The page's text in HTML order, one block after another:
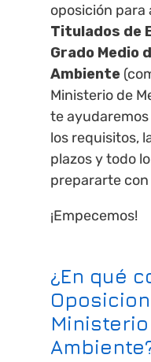
oposición para
Titulados de
Grado Medio
Ambiente
Ministerio de
te
los requisitos,
plazos y todo
prepararte
¡Empecemos!
¿En qué